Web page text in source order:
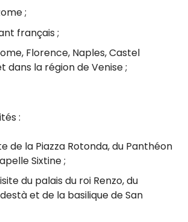
;
français ;
Florence, Naples, Castel
dans la région de Venise ;
:
de la Piazza Rotonda, du Panthéon
Sixtine ;
du palais du roi Renzo, du
et de la basilique de San